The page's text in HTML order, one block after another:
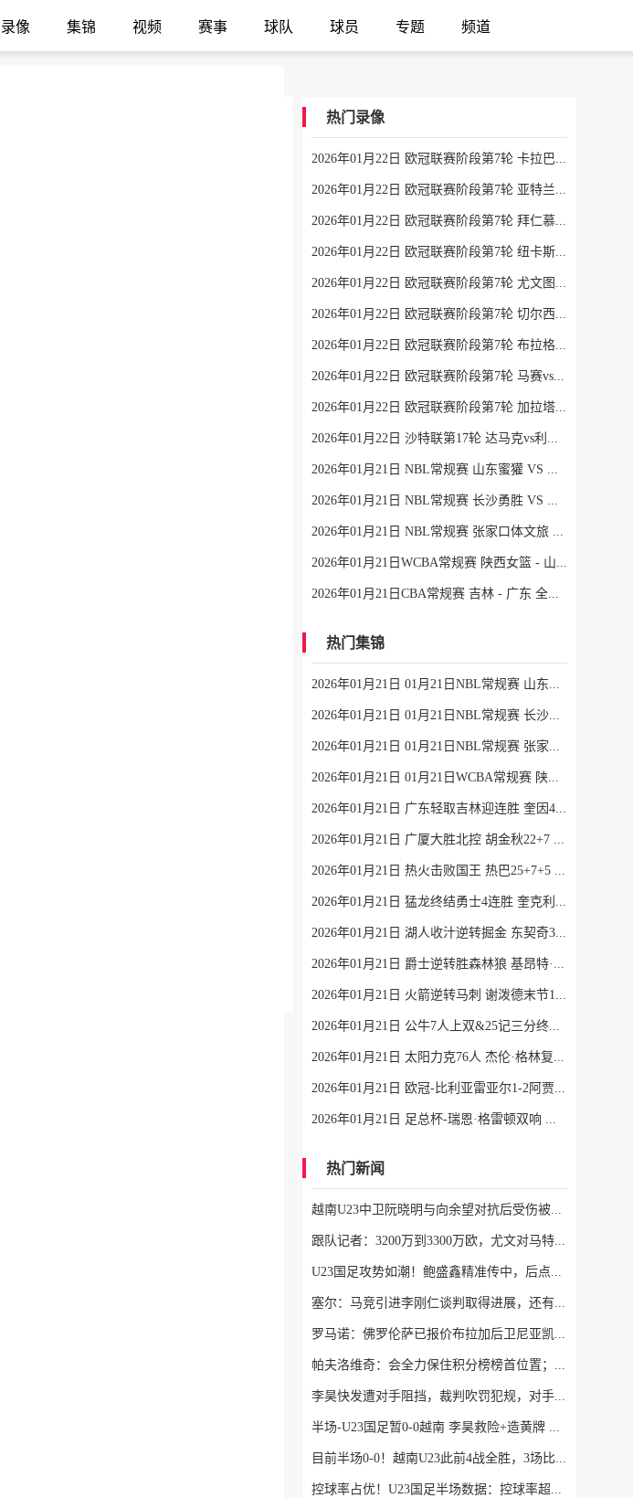
录像 集锦 视频 赛事 球队 球员 专题 频道
热门录像
2026年01月22日 欧冠联赛阶段第7轮 卡拉巴赫vs法兰克福 全场录像
2026年01月22日 欧冠联赛阶段第7轮 亚特兰大vs毕尔巴鄂竞技 全场录像
2026年01月22日 欧冠联赛阶段第7轮 拜仁慕尼黑vs圣吉罗斯 全场录像
2026年01月22日 欧冠联赛阶段第7轮 纽卡斯尔联vs埃因霍温 全场录像
2026年01月22日 欧冠联赛阶段第7轮 尤文图斯vs本菲卡 全场录像
2026年01月22日 欧冠联赛阶段第7轮 切尔西vs帕福斯 全场录像
2026年01月22日 欧冠联赛阶段第7轮 布拉格斯拉维亚vs巴塞罗那 全场录像
2026年01月22日 欧冠联赛阶段第7轮 马赛vs利物浦 全场录像
2026年01月22日 欧冠联赛阶段第7轮 加拉塔萨雷vs马德里竞技 全场录像
2026年01月22日 沙特联第17轮 达马克vs利雅得胜利 全场录像
2026年01月21日 NBL常规赛 山东蜜獾 VS 焦作文旅 全场录像
2026年01月21日 NBL常规赛 长沙勇胜 VS 江西鲸裕清酒 全场录像
2026年01月21日 NBL常规赛 张家口体文旅 VS 湖北文旅 全场录像
2026年01月21日WCBA常规赛 陕西女篮 - 山东女篮 全场录像
2026年01月21日CBA常规赛 吉林 - 广东 全场录像
热门集锦
2026年01月21日 01月21日NBL常规赛 山东蜜獾 94 - 101 焦作文旅 全场集锦
2026年01月21日 01月21日NBL常规赛 长沙勇胜 96 - 108 江西鲸裕清酒 全场集锦
2026年01月21日 01月21日NBL常规赛 张家口体文旅 75 - 97 湖北文旅 全场集锦
2026年01月21日 01月21日WCBA常规赛 陕西女篮 77 - 103 山东女篮 全场集锦
2026年01月21日 广东轻取吉林迎连胜 奎因42+7+8 徐杰15+6 姜伟泽27分
2026年01月21日 广厦大胜北控 胡金秋22+7 布朗26+6 廖三宁9中3
2026年01月21日 热火击败国王 热巴25+7+5 威少22+6+6失误 德罗赞两度引冲突
2026年01月21日 猛龙终结勇士4连胜 奎克利平最高40分 库里16中6 库明加20分
2026年01月21日 湖人收汁逆转掘金 东契奇38+13+10 老詹准三双 穆雷下半场2分
2026年01月21日 爵士逆转胜森林狼 基昂特·乔治生涯新高43分 爱德华兹38+8
2026年01月21日 火箭逆转马刺 谢泼德末节12分 申京准三双&KD18+7 文班21中5
2026年01月21日 公牛7人上双&25记三分终结快船6连胜 哈登25中9 科林斯23分
2026年01月21日 太阳力克76人 杰伦·格林复出12分 布克27分 马克西25中7
2026年01月21日 欧冠-比利亚雷亚尔1-2阿贾克斯 7轮不胜仅积1分列倒数第二
2026年01月21日 足总杯-瑞恩·格雷顿双响 索尔福德城3-2斯文登晋级将战曼城
热门新闻
越南U23中卫阮晓明与向余望对抗后受伤被换下，阮德英替补登场
跟队记者：3200万到3300万欧，尤文对马特塔的第二份报价仍遭拒绝
U23国足攻势如潮！鲍盛鑫精准传中，后点的杨希没有顶到皮球
塞尔：马竞引进李刚仁谈判取得进展，还有意埃德森和若昂·戈麦斯
罗马诺：佛罗伦萨已报价布拉加后卫尼亚凯特，方案租借+买断选项
帕夫洛维奇：会全力保住积分榜榜首位置；格雷茨卡是我的支柱
李昊快发遭对手阻挡，裁判吹罚犯规，对手吃到一张黄牌
半场-U23国足暂0-0越南 李昊救险+造黄牌 国足控球超6成+4射0正
目前半场0-0！越南U23此前4战全胜，3场比赛上半场进球
控球率占优！U23国足半场数据：控球率超6成，射门4-3，射正0-2